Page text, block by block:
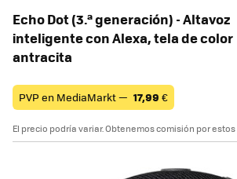
Echo Dot (3.ª generación) - Altavoz
inteligente con Alexa, tela de color
antracita
PVP en MediaMarkt — 17,99 €
El precio podría variar. Obtenemos comisión por